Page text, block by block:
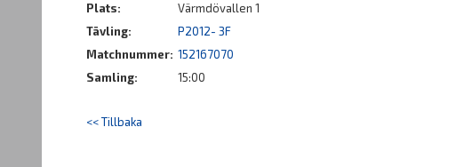
Plats:
Värmdövallen 1
Tävling:
P2012- 3F
Matchnummer: 152167070
Samling:
15:00
<< Tillbaka